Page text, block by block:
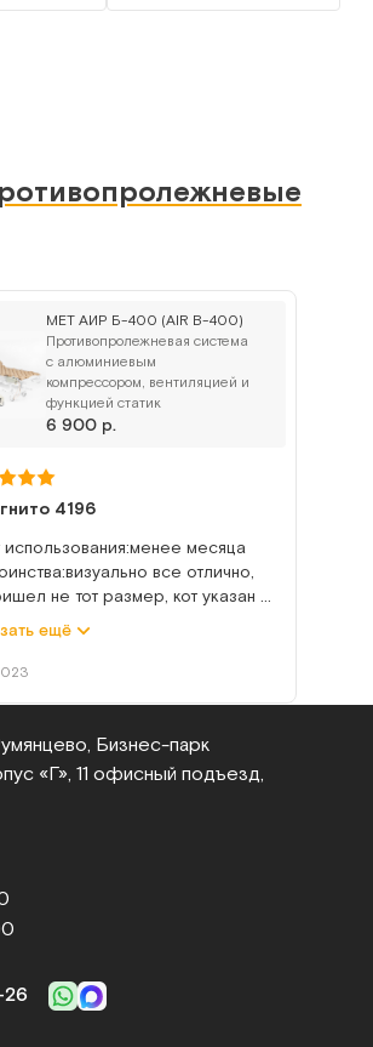
MET АИР Б-400 (AIR B-400)
Противопролежневая система
с алюминиевым
компрессором, вентиляцией и
функцией статик
6 900 р.
4196
месяца
все отлично,
не тот размер, кот указан
матрас
размера, теперь нужно
ещё
Бизнес‑парк
«Г», 11 офисный подъезд,